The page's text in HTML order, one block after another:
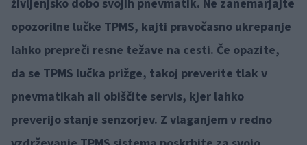
življenjsko dobo svojih pnevmatik. Ne zanemarjajte
opozorilne lučke TPMS, kajti pravočasno ukrepanje
lahko prepreči resne težave na cesti. Če opazite,
da se TPMS lučka prižge, takoj preverite tlak v
pnevmatikah ali obiščite servis, kjer lahko
preverijo stanje senzorjev. Z vlaganjem v redno